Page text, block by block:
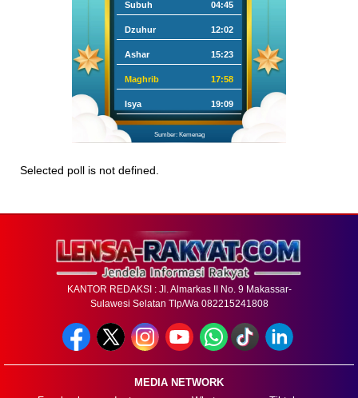
Subuh 04:45
Dzuhur 12:02
Ashar 15:23
Maghrib 17:58
Isya 19:09
Sumber: Kemenag
Selected poll is not defined.
KANTOR REDAKSI : Jl. Almarkas II No. 9 Makassar-
Sulawesi Selatan Tlp/Wa 082215241808
MEDIA NETWORK